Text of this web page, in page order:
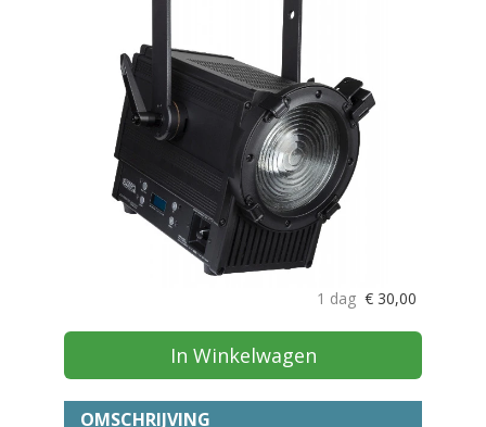
1 dag € 30,00
In Winkelwagen
OMSCHRIJVING